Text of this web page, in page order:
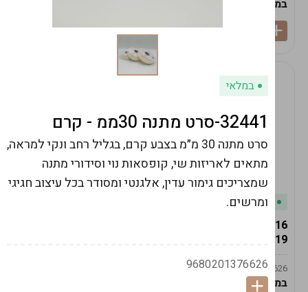
במארז
במלאי
19ס"מ -קרם
9009492379626
במארז6
במלאי
32441-סרט מתנה 30ממ - קרם
סרט מתנה 30 מ״מ בצבע קרם, בגליל רחב ונקי למראה,
מתאים לאריזות שי, קופסאות נוי וסידורי מתנה
שמצריכים גימור עדין, אלגנטי ומסודר בכל עיצוב חגיגי
ומרשים.
9680201376626